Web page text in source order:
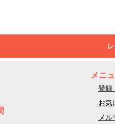
メニ
登録
お気
メ